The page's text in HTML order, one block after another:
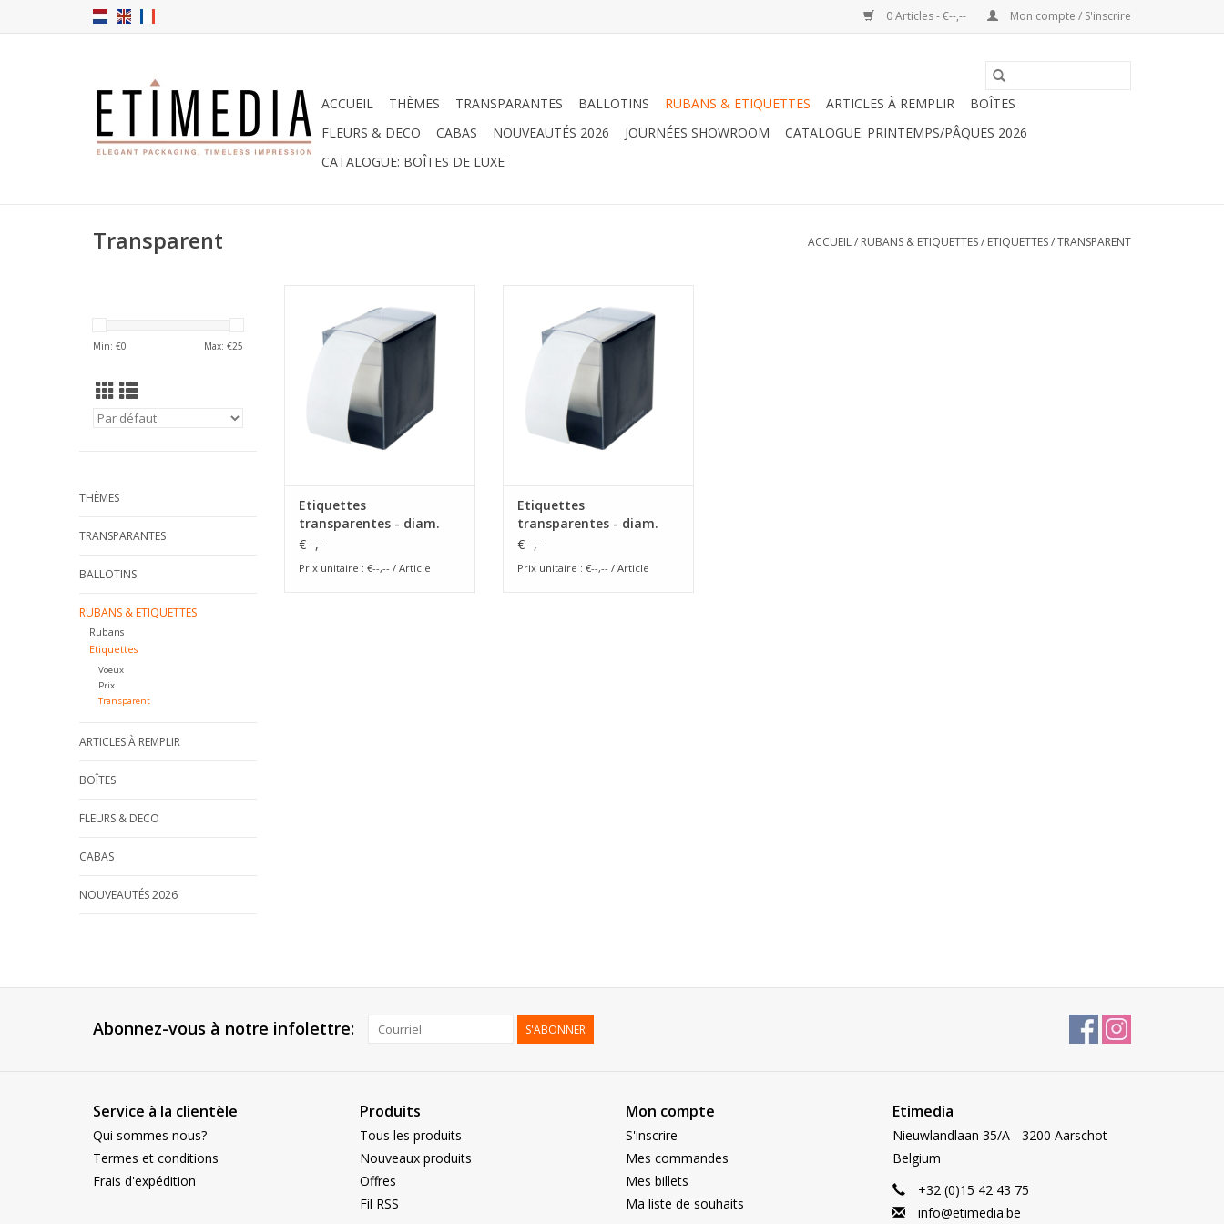
0 Articles - €--,-- Mon compte / S'inscrire
ACCUEIL THÈMES TRANSPARANTES BALLOTINS RUBANS & ETIQUETTES ARTICLES À REMPLIR
BOÎTES
FLEURS & DECO
CABAS NOUVEAUTÉS 2026 JOURNÉES SHOWROOM
CATALOGUE: PRINTEMPS/PÂQUES 2026
CATALOGUE: BOÎTES DE LUXE
Transparent ACCUEIL/ RUBANS & ETIQUETTES/ ETIQUETTES/TRANSPARENT
Min: €0 Max: €25
THÈMES
TRANSPARANTES
BALLOTINS
RUBANS & ETIQUETTES
Rubans
Etiquettes
Voeux
Prix
Transparent
ARTICLES À REMPLIR
BOÎTES
FLEURS & DECO
CABAS
NOUVEAUTÉS 2026
AJOUTER AU PANIER
Etiquettes
transparentes - diam.
25mm
€--,--
Prix unitaire : €--,-- / Article
AJOUTER AU PANIER
Etiquettes
transparentes - diam.
35mm
€--,--
Prix unitaire : €--,-- / Article
Abonnez-vous à notre infolettre: S'ABONNER
Service à la clientèle
Qui sommes nous?
Termes et conditions
Frais d'expédition
Produits
Tous les produits
Nouveaux produits
Offres
Fil RSS
Mon compte
S'inscrire
Mes commandes
Mes billets
Ma liste de souhaits
Etimedia
Nieuwlandlaan 35/A - 3200 Aarschot
Belgium
+32 (0)15 42 43 75
info@etimedia.be